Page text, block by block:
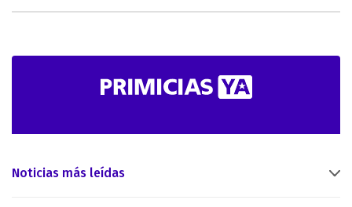
Noticias más leídas